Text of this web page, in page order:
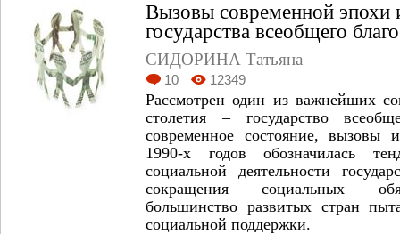
Вызовы современной эпохи
государства всеобщего
СИДОРИНА Татьяна
10 12349
Рассмотрен один из важнейших
столетия – государство
современное состояние, вызовы
1990-х годов обозначилась
социальной деятельности
сокращения социальных
большинство развитых стран
социальной поддержки.